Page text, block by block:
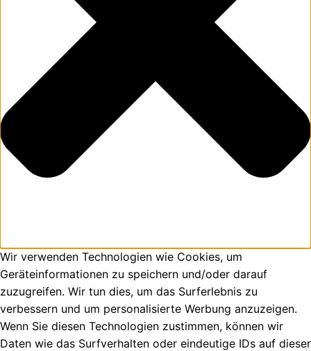
Wir verwenden Technologien wie Cookies, um
Geräteinformationen zu speichern und/oder darauf
zuzugreifen. Wir tun dies, um das Surferlebnis zu
verbessern und um personalisierte Werbung anzuzeigen.
Wenn Sie diesen Technologien zustimmen, können wir
Daten wie das Surfverhalten oder eindeutige IDs auf dieser